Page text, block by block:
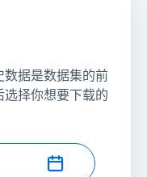
据是数据集的前
择你想要下载的